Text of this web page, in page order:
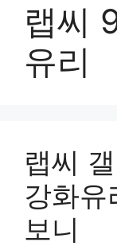
랩씨
유리
랩씨
강화유
보니